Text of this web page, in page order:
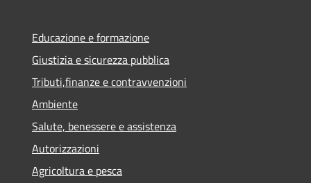
Educazione e formazione
Giustizia e sicurezza pubblica
Tributi,finanze e contravvenzioni
Ambiente
Salute, benessere e assistenza
Autorizzazioni
Agricoltura e pesca